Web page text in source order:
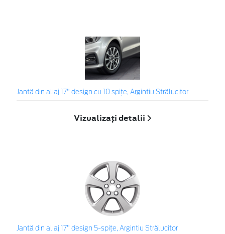
Jantă din aliaj 17" design cu 10 spiţe, Argintiu Strălucitor
Vizualizați detalii
Jantă din aliaj 17" design 5-spiţe, Argintiu Strălucitor